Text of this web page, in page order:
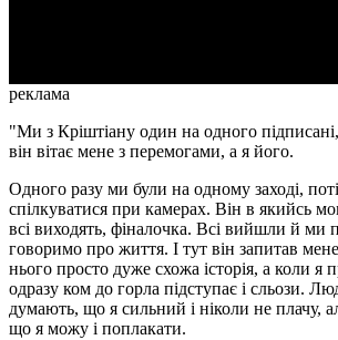
реклама
"Ми з Кріштіану один на одного
він вітає мене з перемогами, а я його.
Одного разу ми були на одному заході,
спілкуватися при камерах. Він в якийсь
всі виходять, фіналочка. Всі вийшли й ми
говоримо про життя. І тут він запитав
нього просто дуже схожа історія, а коли я
одразу ком до горла підступає і сльози.
думають, що я сильний і ніколи не плачу,
що я можу і поплакати.